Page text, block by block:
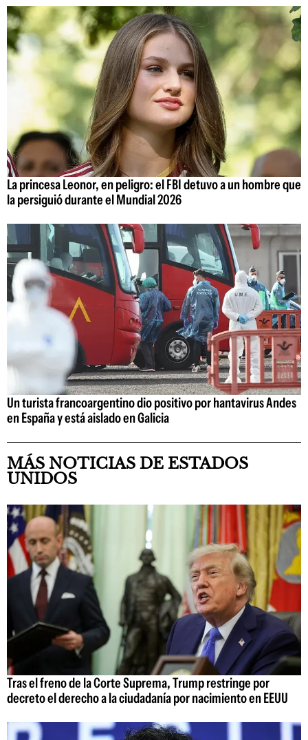
La princesa Leonor, en peligro: el FBI detuvo a un hombre que
la persiguió durante el Mundial 2026
Un turista francoargentino dio positivo por hantavirus Andes
en España y está aislado en Galicia
MÁS NOTICIAS DE ESTADOS
UNIDOS
Tras el freno de la Corte Suprema, Trump restringe por
decreto el derecho a la ciudadanía por nacimiento en EEUU